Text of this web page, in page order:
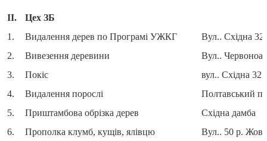
ІІ.
1.
2.
3.
4.
5.
6.
Цех ЗБ
Видалення дерев по Програмі УЖКГ
Вивезення деревини
Покіс
Видалення порослі
Приштамбова обрізка дерев
Прополка клумб, кущів, ялівцю
Вул.. Східна 32
Вул..
вул.. Східна 32
Полтавський
Східна дамба
Вул.. 50 р.